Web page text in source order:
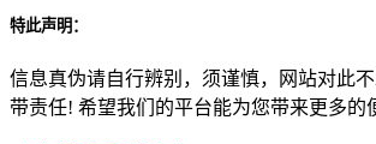
特此声明：
信息真伪请自行辨别，须谨慎，网站对此
带责任! 希望我们的平台能为您带来更多的